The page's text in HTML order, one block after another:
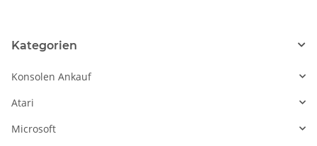
Kategorien
Konsolen Ankauf
Atari
Microsoft